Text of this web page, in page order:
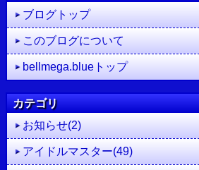
ブログトップ
このブログについて
bellmega.blueトップ
カテゴリ
お知らせ(2)
アイドルマスター(49)